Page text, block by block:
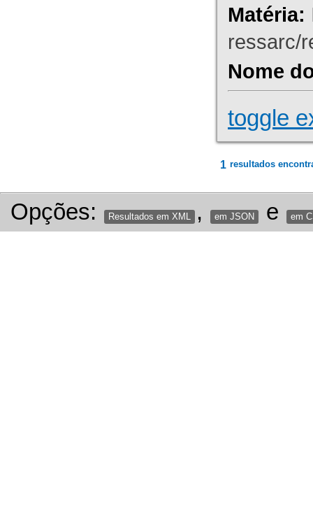
Matéria:
ressarc/
Nome
toggle
1 resultados
Opções: Resultados em XML , em JSON e em